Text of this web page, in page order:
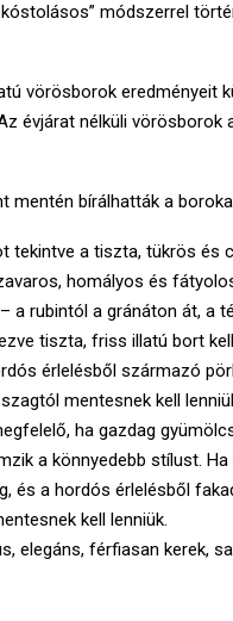
módszerrel
vörösborok eredményeit
évjárat nélküli
mentén bírálhatták a
tekintve a tiszta, tükrös és
homályos és
a rubintól a gránáton át, a
tiszta, friss illatú bort
érlelésből származó
mentesnek kell
ha gazdag
a könnyedebb stílust.
és a hordós érlelésből
kell lenniük.
elegáns, férfiasan kerek,